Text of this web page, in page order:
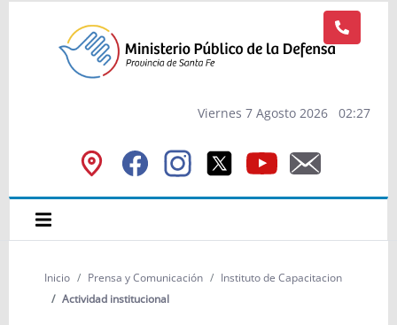
Viernes 7 Agosto 2026 02:27
Inicio Prensa y Comunicación
Instituto de Capacitacion
Actividad institucional